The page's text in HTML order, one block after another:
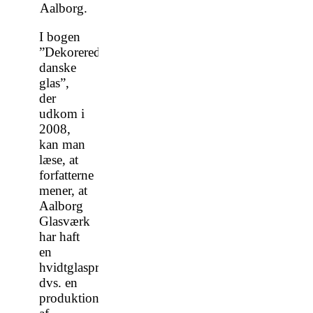
Aalborg.
I bogen
”Dekorerede
danske
glas”,
der
udkom i
2008,
kan man
læse, at
forfatterne
mener, at
Aalborg
Glasværk
har haft
en
hvidtglasproduktion
dvs. en
produktion